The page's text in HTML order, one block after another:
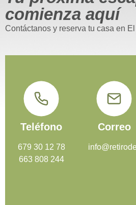
comienza aquí
Contáctanos y reserva tu casa en
Teléfono
679 30 12 78
663 808 244
Correo